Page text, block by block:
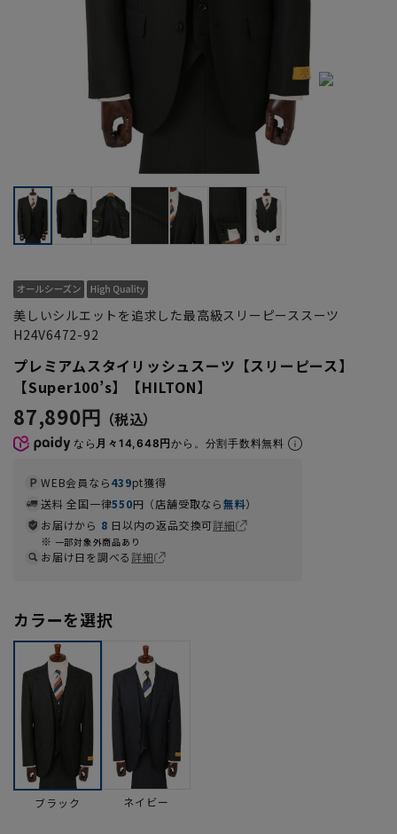
美しいシルエットを追求した最高級スリーピーススーツ
H24V6472-92
プレミアムスタイリッシュスーツ【スリーピース】
【Super100’s】【HILTON】
87,890円
なら 月々14,648円から。分割手数料無料
WEB会員なら439pt獲得
送料 全国一律550円（店舗受取なら無料）
お届けから 8 日以内の返品交換可詳細
一部対象外商品あり
お届け日を調べる詳細
カラーを選択
ブラック ネイビー